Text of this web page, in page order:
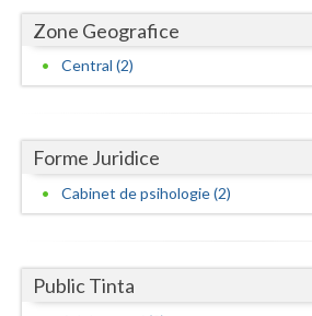
Sibiu
Suceava
Timis
Valcea
Vaslui
Aviz psihologic pentru mentinerea in
Aviz psihologic pentru obtinere
Aviz psihologic pentru obtinerea
Aviz psihologic pentru ocuparea
Aviz psihologic pentru scoala -
Aviz psihologic solicitat de instanta -
Zone Geografice
Central (2)
Forme Juridice
Cabinet de psihologie (2)
Public Tinta